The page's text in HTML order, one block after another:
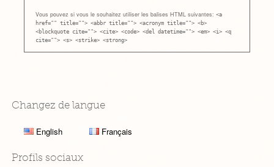
Vous pouvez si vous le souhaitez utiliser les balises HTML suivantes: <a
href="" title=""> <abbr title=""> <acronym title=""> <b>
<blockquote cite=""> <cite> <code> <del datetime=""> <em> <i> <q
cite=""> <s> <strike> <strong>
Changez de langue
English Français
Profils sociaux